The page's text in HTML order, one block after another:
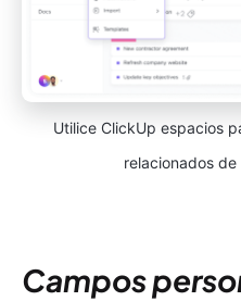
Utilice ClickUp espacios
relacionados
Campos